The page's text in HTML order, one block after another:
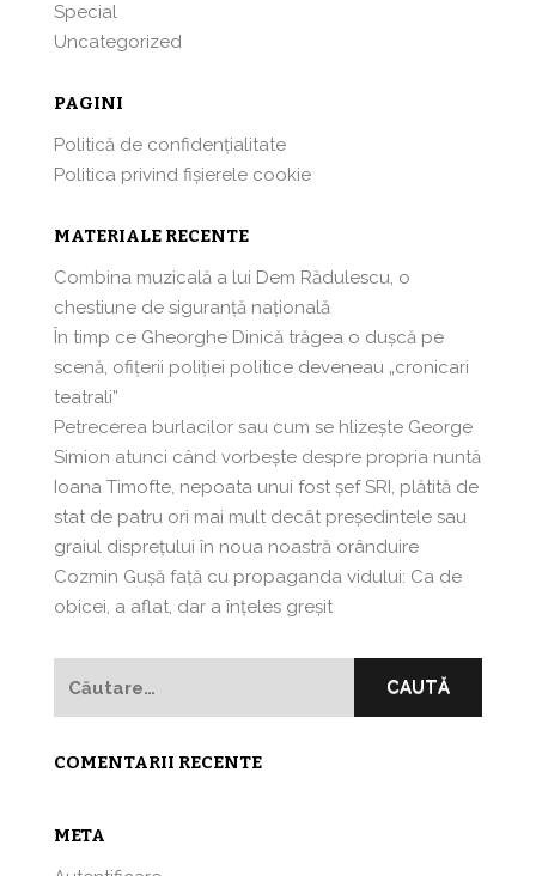
Special
Uncategorized
PAGINI
Politică de confidențialitate
Politica privind fișierele cookie
MATERIALE RECENTE
Combina muzicală a lui Dem Rădulescu, o
chestiune de siguranță națională
În timp ce Gheorghe Dinică trăgea o dușcă pe
scenă, ofițerii poliției politice deveneau „cronicari
teatrali”
Petrecerea burlacilor sau cum se hlizeşte George
Simion atunci când vorbeşte despre propria nuntă
Ioana Timofte, nepoata unui fost şef SRI, plătită de
stat de patru ori mai mult decât preşedintele sau
graiul disprețului în noua noastră orânduire
Cozmin Guşă faţă cu propaganda vidului: Ca de
obicei, a aflat, dar a înțeles greșit
COMENTARII RECENTE
META